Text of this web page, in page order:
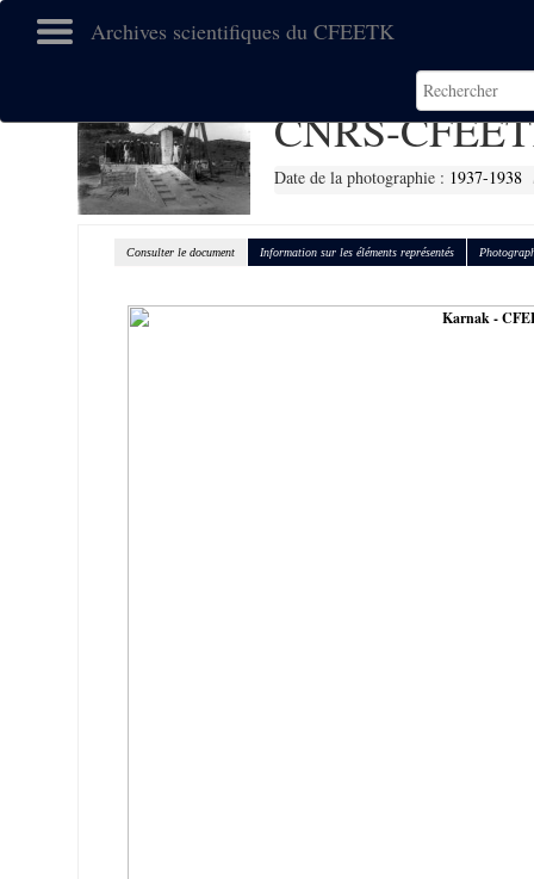
Archives scientifiques du CFEETK
CNRS-
Date de la photographie : 1937-1938
Consulter le document Information sur les éléments représentés